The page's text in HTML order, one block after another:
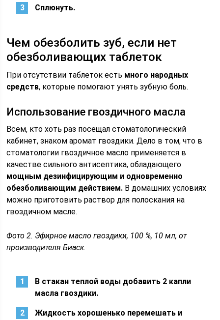
Сплюнуть.
Чем обезболить зуб, если нет
обезболивающих таблеток
При отсутствии таблеток есть много народных
средств, которые помогают унять зубную боль.
Использование гвоздичного масла
Всем, кто хоть раз посещал стоматологический
кабинет, знаком аромат гвоздики. Дело в том, что в
стоматологии гвоздичное масло применяется в
качестве сильного антисептика, обладающего
мощным дезинфицирующим и одновременно
обезболивающим действием. В домашних условиях
можно приготовить раствор для полоскания на
гвоздичном масле.
Фото 2. Эфирное масло гвоздики, 100 %, 10 мл, от
производителя Биаск.
В стакан теплой воды добавить 2 капли
масла гвоздики.
Жидкость хорошенько перемешать и